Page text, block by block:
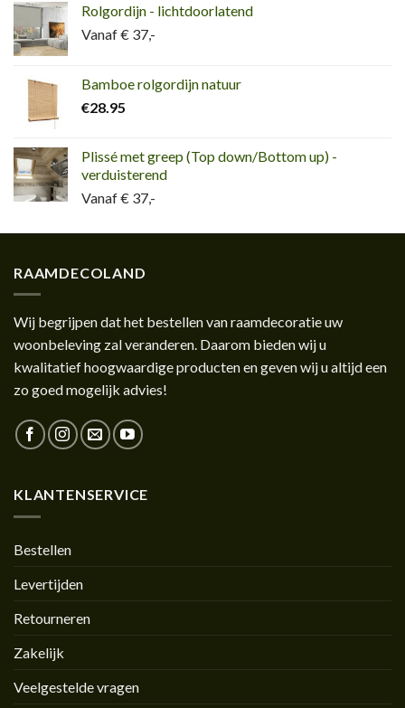
Rolgordijn - lichtdoorlatend
Vanaf € 37,-
Bamboe rolgordijn natuur
€28.95
Plissé met greep (Top down/Bottom up) -
verduisterend
Vanaf € 37,-
RAAMDECOLAND
Wij begrijpen dat het bestellen van raamdecoratie uw
woonbeleving zal veranderen. Daarom bieden wij u
kwalitatief hoogwaardige producten en geven wij u altijd een
zo goed mogelijk advies!
KLANTENSERVICE
Bestellen
Levertijden
Retourneren
Zakelijk
Veelgestelde vragen